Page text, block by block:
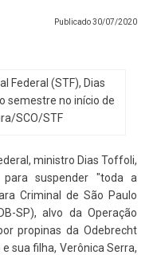
Publicado30/07/2020
Federal (STF), Dias
semestre no início de
SCO/STF
ministro Dias Toffoli,
suspender "toda a
Criminal de São Paulo
SP), alvo da Operação
propinas da Odebrecht
sua filha, Verônica Serra,